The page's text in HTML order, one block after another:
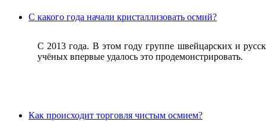
С какого года начали кристаллизовать осмий?
С 2013 года. В этом году группе швейцарских и
учёных впервые удалось это продемонстрировать.
Как происходит торговля чистым осмием?